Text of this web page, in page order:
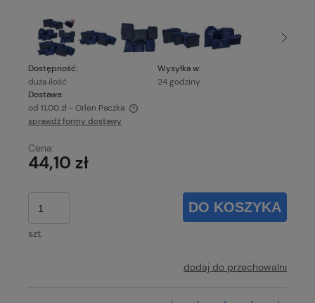
Dostępność:
duża ilość
Wysyłka w:
24 godziny
Dostawa:
od 11,00 zł - Orlen Paczka
Cena nie zawiera ewentualnych kosztów płatności
sprawdź formy dostawy
Cena:
44,10 zł
szt.
DO KOSZYKA
dodaj do przechowalni